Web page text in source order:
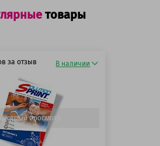
товары
за отзыв В наличии
Быстрый просмотр